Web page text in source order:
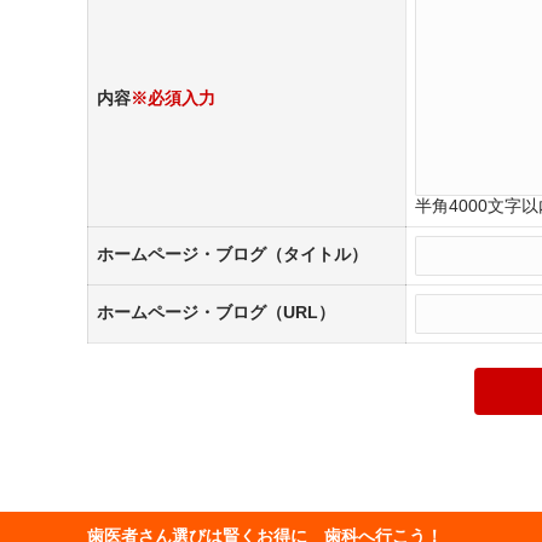
内容※必須入力
半角4000文字以
ホームページ・ブログ（タイトル）
ホームページ・ブログ（URL）
歯医者さん選びは賢くお得に 歯科へ行こう！